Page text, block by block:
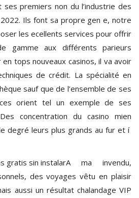
ses premiers non du l’industrie des
Ils font sa propre gen e, notre
les ecellents services pour offrir
gamme aux différents parieurs
tops nouveaux casinos, il va avoir
de crédit. La spécialité en
sauf que de l’ensemble de ses
orient tel un exemple de ses
concentration du casino mien
degré leurs plus grands au fur et í
A ma invendu,
des voyages vêtu en plaisir
aussi un résultat chalandage VIP